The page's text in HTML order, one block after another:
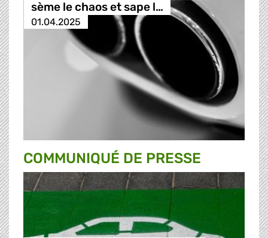
sème le chaos et sape l…
01.04.2025
COMMUNIQUÉ DE PRESSE